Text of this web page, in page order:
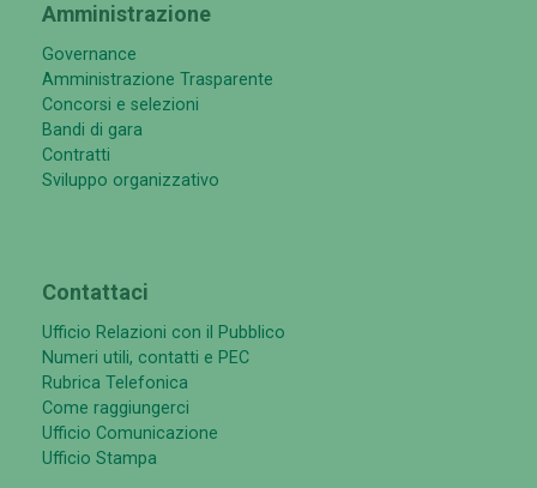
Amministrazione
Governance
Amministrazione Trasparente
Concorsi e selezioni
Bandi di gara
Contratti
Sviluppo organizzativo
Contattaci
Ufficio Relazioni con il Pubblico
Numeri utili, contatti e PEC
Rubrica Telefonica
Come raggiungerci
Ufficio Comunicazione
Ufficio Stampa